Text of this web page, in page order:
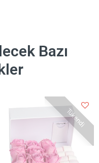
Bazı
Tükendi